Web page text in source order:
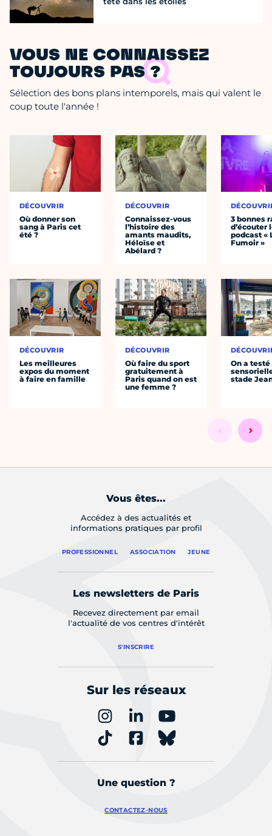
VOUS NE CONNAISSEZ
TOUJOURS PAS ?
Sélection des bons plans intemporels, mais qui valent le
coup toute l'année !
DÉCOUVRIR
Où donner son
sang à Paris cet
été ?
DÉCOUVRIR
Les meilleures
expos du moment
à faire en famille
DÉCOUVRIR
Connaissez-vous
l’histoire des
amants maudits,
Héloïse et
Abélard ?
DÉCOUVRIR
Où faire du sport
gratuitement à
Paris quand on est
une femme ?
3 bonnes
d’écouter
podcast «
Fumoir »
On a
stade
Vous êtes...
Accédez à des actualités et
informations pratiques par profil
PROFESSIONNEL ASSOCIATION JEUNE
Les newsletters de Paris
Recevez directement par email
l'actualité de vos centres d'intérêt
S'INSCRIRE
Sur les réseaux
Une question ?
CONTACTEZ-NOUS